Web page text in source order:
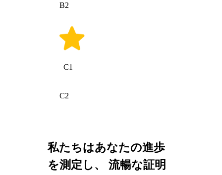
B2
C1
C2
私たちはあなたの進歩
を測定し、 流暢な証明